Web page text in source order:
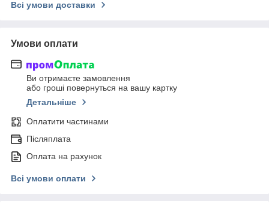
Всі умови доставки
Умови оплати
Ви отримаєте замовлення
або гроші повернуться на вашу картку
Детальніше
Оплатити частинами
Післяплата
Оплата на рахунок
Всі умови оплати